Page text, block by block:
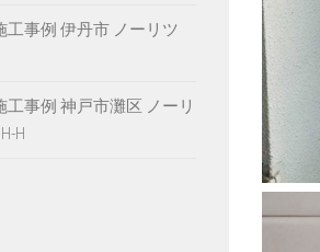
工事例 伊丹市 ノーリツ
工事例 神戸市灘区 ノーリ
H